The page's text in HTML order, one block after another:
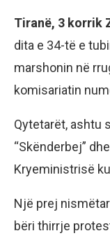
Tiranë, 3 korrik
dita e 34-të e
marshonin në
komisariatin
Qytetarët, ashtu
“Skënderbej”
Kryeministrisë
Një prej
bëri thirrje